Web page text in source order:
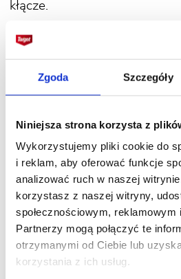
Zgoda Szczegóły
Niniejsza strona korzysta z
Wykorzystujemy pliki cookie do
i reklam, aby oferować funkcje
analizować ruch w naszej
korzystasz z naszej witryny,
społecznościowym, reklamowym
Partnerzy mogą połączyć te
otrzymanymi od Ciebie lub
korzystania z ich usług.
kłącze.
Kurkumę sadzi się w
(o średnicy około 30 cm),
bardziej wszerz niż w głąb.
powinno być żyzne,
korzeni. Dlatego na dnie
ułożony drenaż.
z Keramzytu, kamyków,
ceramicznej.
Następnie do donicy
ogrodniczą, np. podłoże
Pomidory i Zioła